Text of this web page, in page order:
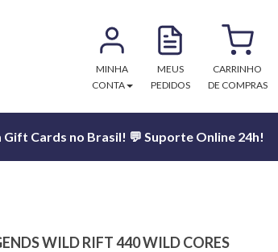
MINHA
CONTA
MEUS
PEDIDOS
CARRINHO
DE COMPRAS
Cards no Brasil! 💬 Suporte Online 24h!
WILD RIFT 440 WILD CORES